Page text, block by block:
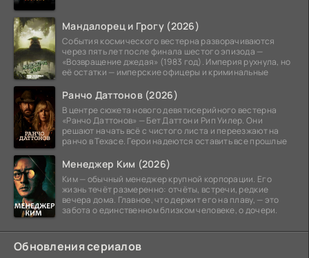
Мандалорец и Грогу (2026)
События космического вестерна разворачиваются
через пять лет после финала шестого эпизода —
«Возвращение джедая» (1983 год). Империя рухнула, но
её остатки — имперские офицеры и криминальные
Ранчо Даттонов (2026)
В центре сюжета нового девятисерийного вестерна
«Ранчо Даттонов» — Бет Даттон и Рип Уилер. Они
решают начать всё с чистого листа и переезжают на
ранчо в Техасе. Герои надеются оставить все прошлые
Менеджер Ким (2026)
Ким — обычный менеджер крупной корпорации. Его
жизнь течёт размеренно: отчёты, встречи, редкие
вечера дома. Главное, что держит его на плаву, — это
забота о единственном близком человеке, о дочери.
Обновления сериалов